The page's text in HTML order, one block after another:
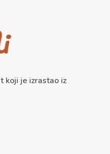
koji je izrastao iz